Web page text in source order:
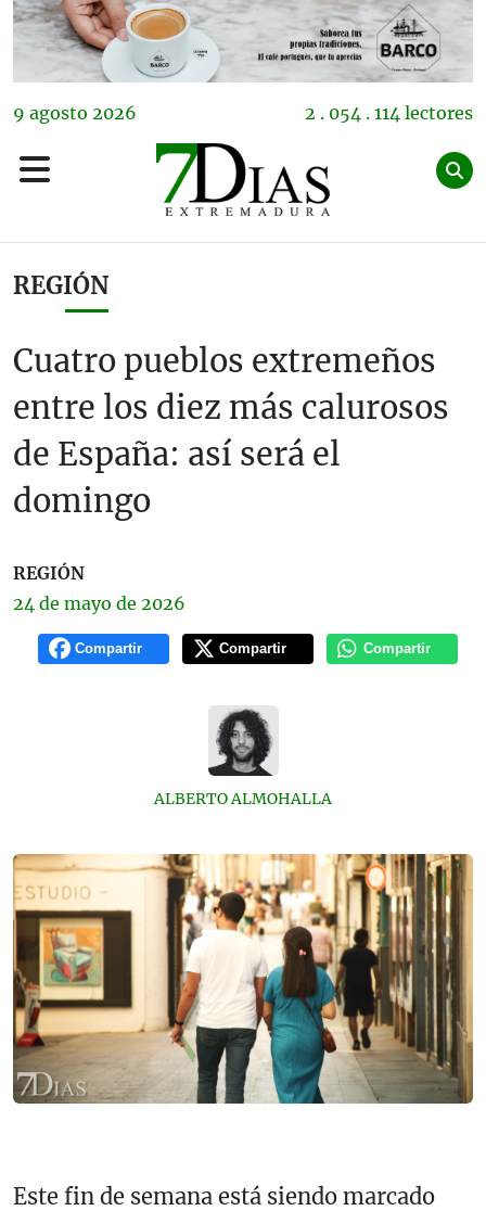
9 agosto 2026 2 . 054 . 114 lectores
REGIÓN
Cuatro pueblos extremeños
entre los diez más calurosos
de España: así será el
domingo
REGIÓN
24 de mayo de 2026
Compartir Compartir Compartir
ALBERTO ALMOHALLA
Este fin de semana está siendo marcado